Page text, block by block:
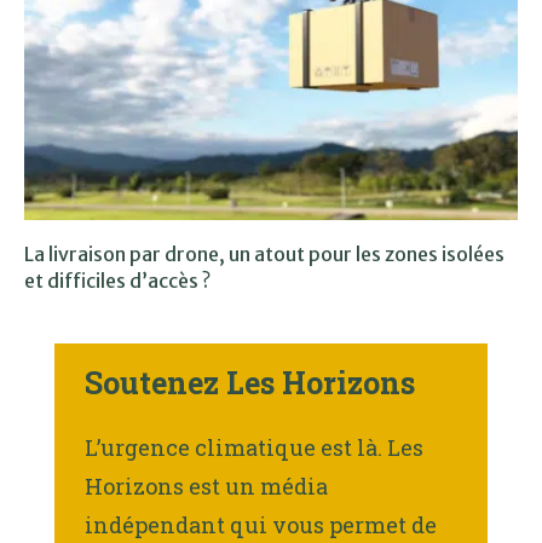
La livraison par drone, un atout pour les zones isolées
et difficiles d’accès ?
Soutenez Les Horizons
L’urgence climatique est là. Les
Horizons est un média
indépendant qui vous permet de